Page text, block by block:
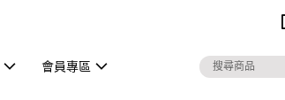
會員專區